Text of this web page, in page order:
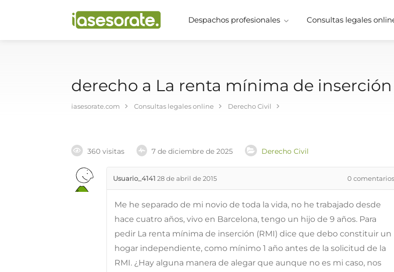
Despachos profesionales Consultas legales
derecho a La renta mínima de inserción
iasesorate.com Consultas legales online Derecho Civil
360 visitas 7 de diciembre de 2025 Derecho Civil
Usuario_4141 28 de abril de 2015 0 comentarios
Me he separado de mi novio de toda la vida, no he trabajado desde
hace cuatro años, vivo en Barcelona, tengo un hijo de 9 años. Para
pedir La renta mínima de inserción (RMI) dice que debo constituir un
hogar independiente, como mínimo 1 año antes de la solicitud de la
RMI. ¿Hay alguna manera de alegar que aunque no es mi caso, nos